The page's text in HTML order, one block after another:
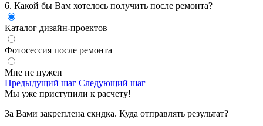
6. Какой бы Вам хотелось получить после ремонта?
Каталог дизайн-проектов
Фотосессия после ремонта
Мне не нужен
Предыдущий шаг Следующий шаг
Мы уже приступили к расчету!
За Вами закреплена скидка. Куда отправлять результат?